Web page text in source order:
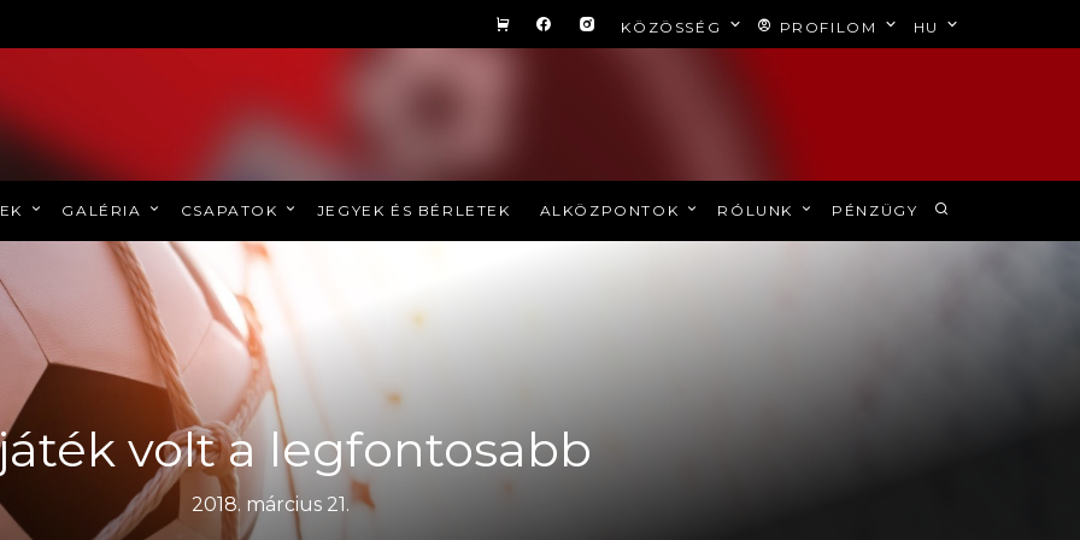
KÖZÖSSÉG PROFILOM HU
GALÉRIA CSAPATOK JEGYEK ÉS BÉRLETEK ALKÖZPONTOK RÓLUNK PÉNZÜGY
volt a legfontosabb
2018. március 21.